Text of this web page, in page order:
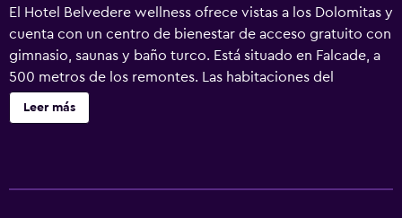
El Hotel Belvedere wellness ofrece vistas a los Dolomitas y
cuenta con un centro de bienestar de acceso gratuito con
gimnasio, saunas y baño turco. Está situado en Falcade, a
500 metros de los remontes. Las habitaciones del
Belvedere ofrecen TV de pantalla plana, baño privado y
vistas a la montaña. En invierno, hay un servicio público de
Leer más